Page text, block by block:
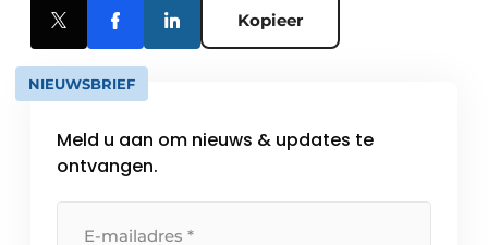
Kopieer
NIEUWSBRIEF
Meld u aan om nieuws & updates te
ontvangen.